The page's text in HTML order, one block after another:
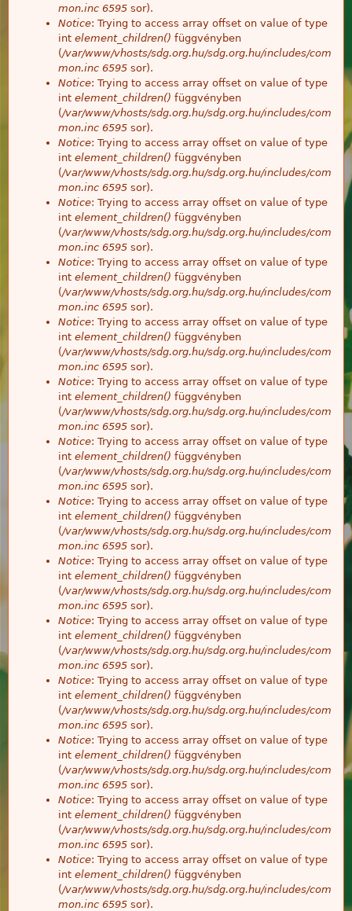
mon.inc 6595 sor).
Notice: Trying to access array offset on value of type
int element_children() függvényben
(/var/www/vhosts/sdg.org.hu/sdg.org.hu/includes/com
mon.inc 6595 sor).
Notice: Trying to access array offset on value of type
int element_children() függvényben
(/var/www/vhosts/sdg.org.hu/sdg.org.hu/includes/com
mon.inc 6595 sor).
Notice: Trying to access array offset on value of type
int element_children() függvényben
(/var/www/vhosts/sdg.org.hu/sdg.org.hu/includes/com
mon.inc 6595 sor).
Notice: Trying to access array offset on value of type
int element_children() függvényben
(/var/www/vhosts/sdg.org.hu/sdg.org.hu/includes/com
mon.inc 6595 sor).
Notice: Trying to access array offset on value of type
int element_children() függvényben
(/var/www/vhosts/sdg.org.hu/sdg.org.hu/includes/com
mon.inc 6595 sor).
Notice: Trying to access array offset on value of type
int element_children() függvényben
(/var/www/vhosts/sdg.org.hu/sdg.org.hu/includes/com
mon.inc 6595 sor).
Notice: Trying to access array offset on value of type
int element_children() függvényben
(/var/www/vhosts/sdg.org.hu/sdg.org.hu/includes/com
mon.inc 6595 sor).
Notice: Trying to access array offset on value of type
int element_children() függvényben
(/var/www/vhosts/sdg.org.hu/sdg.org.hu/includes/com
mon.inc 6595 sor).
Notice: Trying to access array offset on value of type
int element_children() függvényben
(/var/www/vhosts/sdg.org.hu/sdg.org.hu/includes/com
mon.inc 6595 sor).
Notice: Trying to access array offset on value of type
int element_children() függvényben
(/var/www/vhosts/sdg.org.hu/sdg.org.hu/includes/com
mon.inc 6595 sor).
Notice: Trying to access array offset on value of type
int element_children() függvényben
(/var/www/vhosts/sdg.org.hu/sdg.org.hu/includes/com
mon.inc 6595 sor).
Notice: Trying to access array offset on value of type
int element_children() függvényben
(/var/www/vhosts/sdg.org.hu/sdg.org.hu/includes/com
mon.inc 6595 sor).
Notice: Trying to access array offset on value of type
int element_children() függvényben
(/var/www/vhosts/sdg.org.hu/sdg.org.hu/includes/com
mon.inc 6595 sor).
Notice: Trying to access array offset on value of type
int element_children() függvényben
(/var/www/vhosts/sdg.org.hu/sdg.org.hu/includes/com
mon.inc 6595 sor).
Notice: Trying to access array offset on value of type
int element_children() függvényben
(/var/www/vhosts/sdg.org.hu/sdg.org.hu/includes/com
mon.inc 6595 sor).